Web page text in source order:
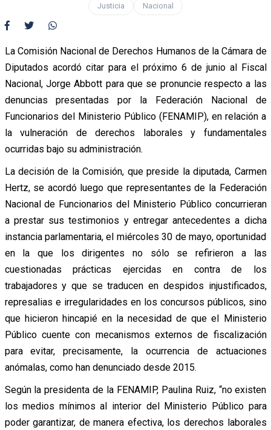
Justicia Nacional
La Comisión Nacional de Derechos Humanos de la Cámara de
Diputados acordó citar para el próximo 6 de junio al Fiscal
Nacional, Jorge Abbott para que se pronuncie respecto a las
denuncias presentadas por la Federación Nacional de
Funcionarios del Ministerio Público (FENAMIP), en relación a
la vulneración de derechos laborales y fundamentales
ocurridas bajo su administración.
La decisión de la Comisión, que preside la diputada, Carmen
Hertz, se acordó luego que representantes de la Federación
Nacional de Funcionarios del Ministerio Público concurrieran
a prestar sus testimonios y entregar antecedentes a dicha
instancia parlamentaria, el miércoles 30 de mayo, oportunidad
en la que los dirigentes no sólo se refirieron a las
cuestionadas prácticas ejercidas en contra de los
trabajadores y que se traducen en despidos injustificados,
represalias e irregularidades en los concursos públicos, sino
que hicieron hincapié en la necesidad de que el Ministerio
Público cuente con mecanismos externos de fiscalización
para evitar, precisamente, la ocurrencia de actuaciones
anómalas, como han denunciado desde 2015.
Según la presidenta de la FENAMIP, Paulina Ruiz, “no existen
los medios mínimos al interior del Ministerio Público para
poder garantizar, de manera efectiva, los derechos laborales